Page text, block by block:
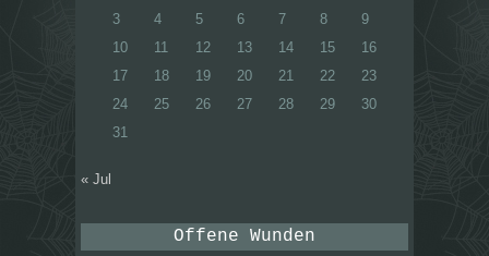
3
4 5 6 7 8
9
10
11 12 13 14 15
16
17
18 19 20 21 22
23
24
25 26 27 28 29
30
31
« Jul
Offene Wunden